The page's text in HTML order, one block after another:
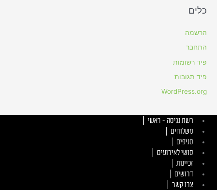
כלים
הרשמה
התחבר
פיד רשומות
פיד תגובות
WordPress.org
רשת נגיסה – ראשי
משלוחים
סניפים
סושי לאירועים
זכיינות
דרושים
צרו קשר